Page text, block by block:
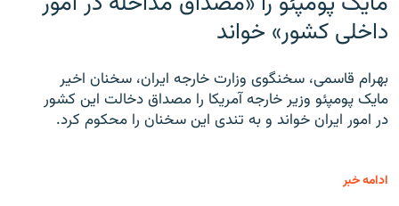
داخلی کشور» خواند
بهرام قاسمی، سخنگوی وزارت خارجه ایران، سخنان اخیر
مایک پومپئو وزیر خارجه آمریکا را مصداق دخالت این کشور
در امور ایران خواند و به تندی این سخنان را محکوم کرد.
ادامه خبر